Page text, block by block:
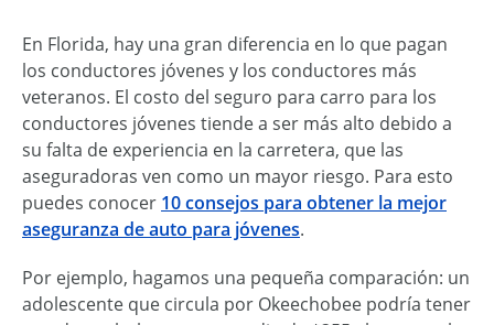
En Florida, hay una gran diferencia en lo que pagan
los conductores jóvenes y los conductores más
veteranos. El costo del seguro para carro para los
conductores jóvenes tiende a ser más alto debido a
su falta de experiencia en la carretera, que las
aseguradoras ven como un mayor riesgo. Para esto
puedes conocer 10 consejos para obtener la mejor
aseguranza de auto para jóvenes.
Por ejemplo, hagamos una pequeña comparación: un
adolescente que circula por Okeechobee podría tener